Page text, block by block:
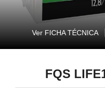
Ver FICHA TÉCNICA
FQS